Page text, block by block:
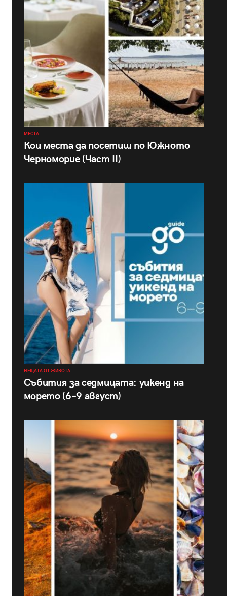
МЕСТА
Кои места да посетиш по Южното
Черноморие (Част II)
НЕЩАТА ОТ ЖИВОТА
Събития за седмицата: уикенд на
морето (6–9 август)